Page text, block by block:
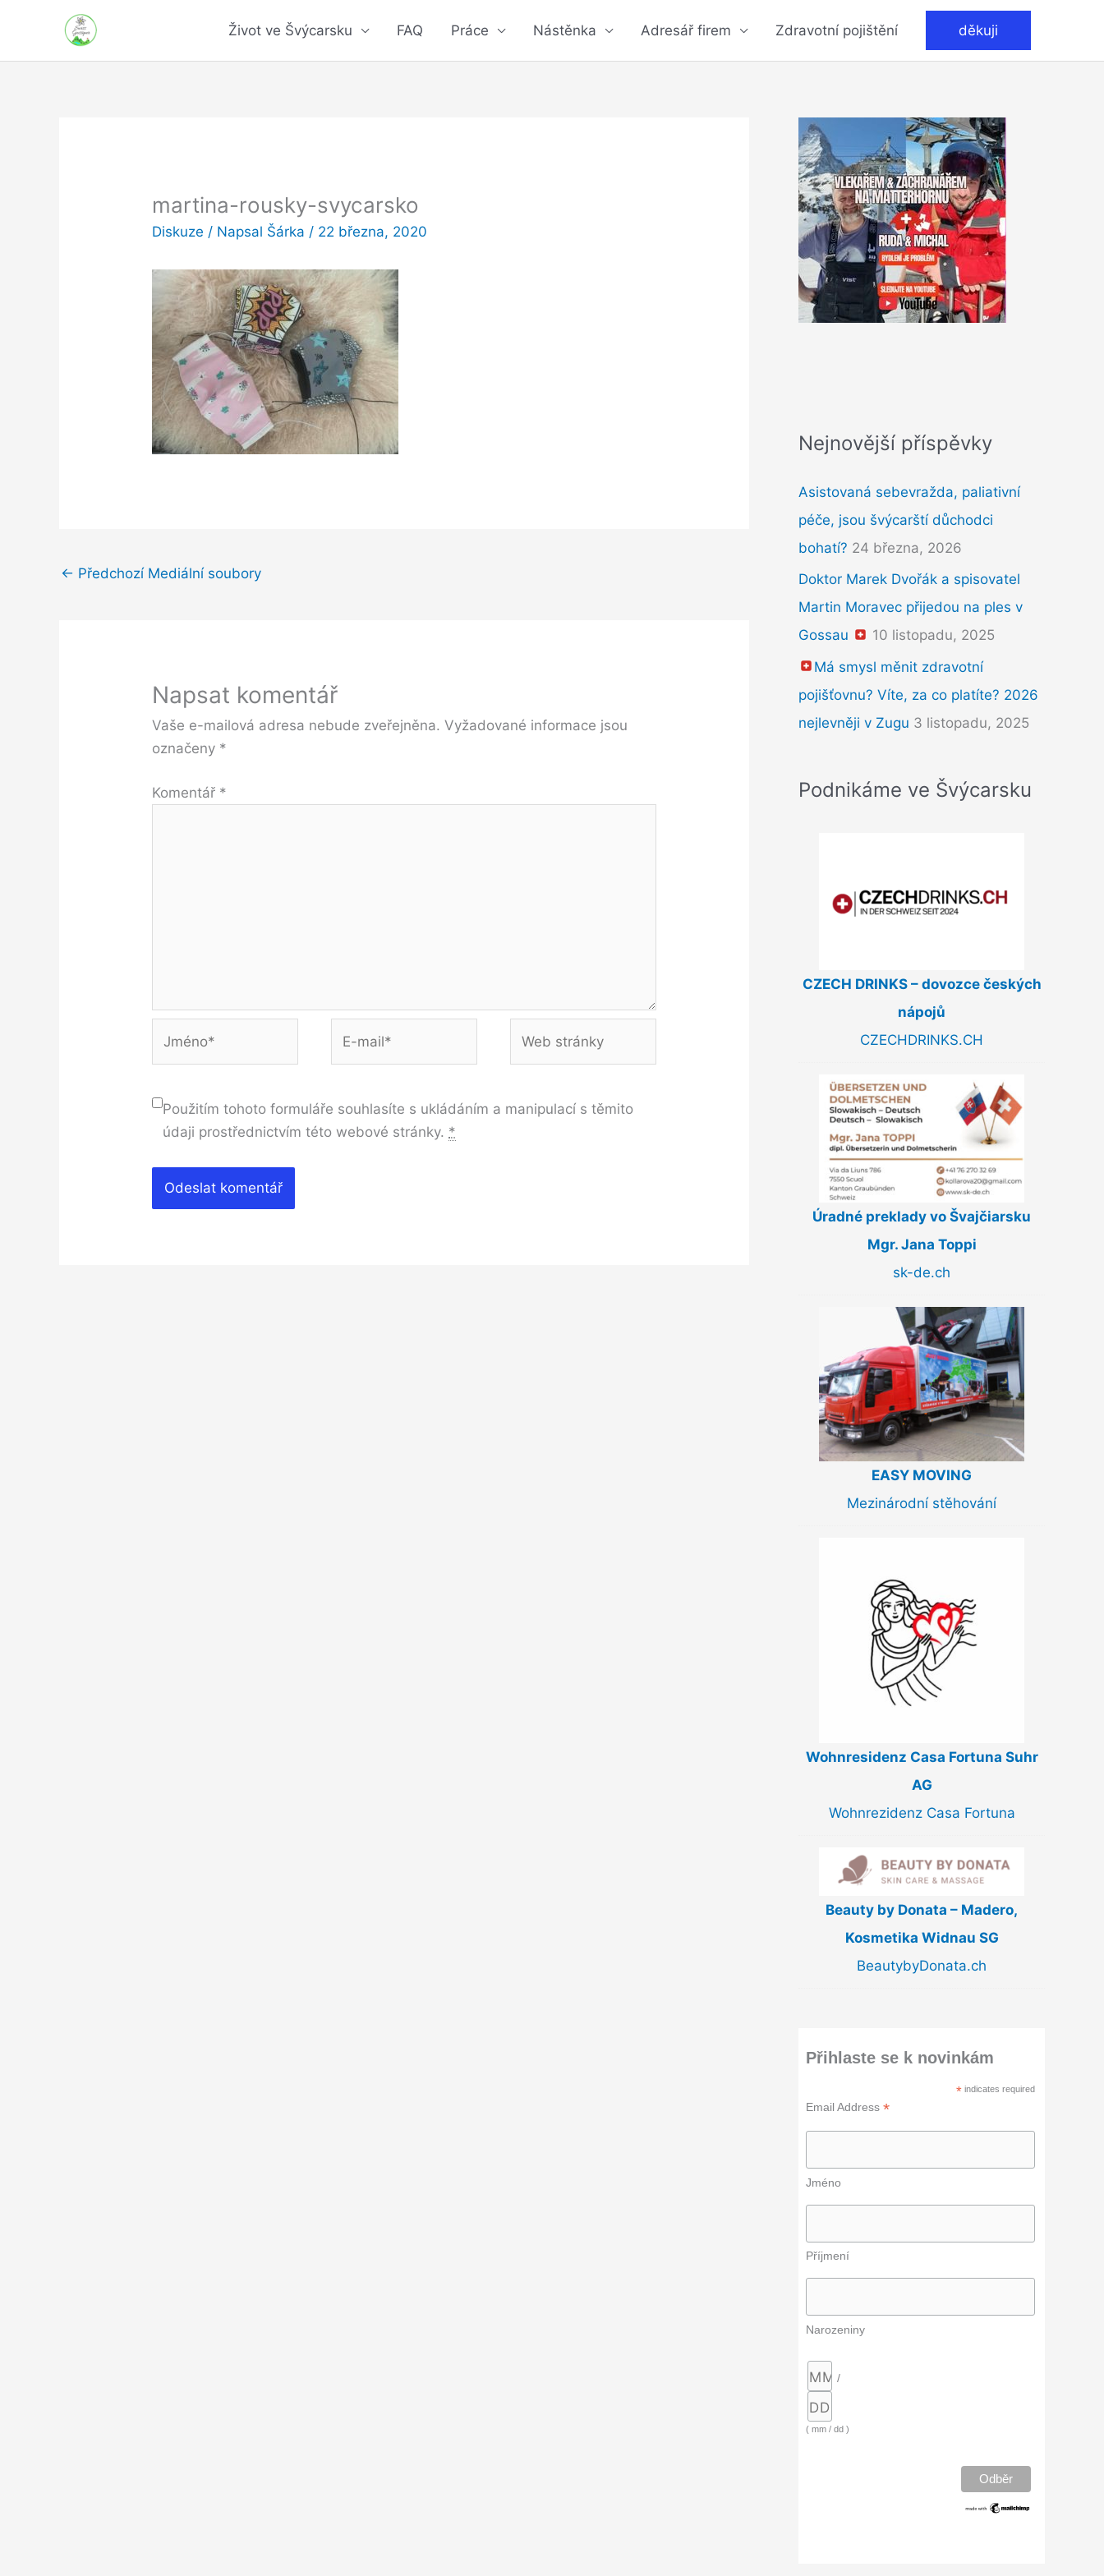
obsah
Život ve Švýcarsku FAQ Práce Nástěnka Adresář firem Zdravotní pojištění děkuji
martina-rousky-svycarsko
Diskuze / Napsal Šárka / 22 března, 2020
← Předchozí Mediální soubory
Napsat komentář
Vaše e-mailová adresa nebude zveřejněna. Vyžadované informace jsou
označeny *
Komentář *
Použitím tohoto formuláře souhlasíte s ukládáním a manipulací s těmito
údaji prostřednictvím této webové stránky. *
Nejnovější příspěvky
Asistovaná sebevražda, paliativní
péče, jsou švýcarští důchodci
bohatí? 24 března, 2026
Doktor Marek Dvořák a spisovatel
Martin Moravec přijedou na ples v
Gossau
10 listopadu, 2025
Má smysl měnit zdravotní
pojišťovnu? Víte, za co platíte? 2026
nejlevněji v Zugu 3 listopadu, 2025
Podnikáme ve Švýcarsku
CZECH DRINKS – dovozce českých
nápojů
CZECHDRINKS.CH
Úradné preklady vo Švajčiarsku
Mgr. Jana Toppi
sk-de.ch
EASY MOVING
Mezinárodní stěhování
Wohnresidenz Casa Fortuna Suhr
AG
Wohnrezidenz Casa Fortuna
Beauty by Donata – Madero,
Kosmetika Widnau SG
BeautybyDonata.ch
Přihlaste se k novinkám
* indicates required
Email Address *
Jméno
Příjmení
Narozeniny
/
( mm / dd )